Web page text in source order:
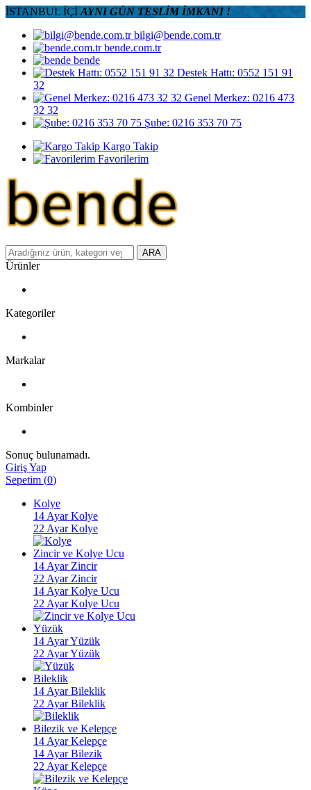
İSTANBUL İÇİ AYNI GÜN TESLİM İMKANI !
bilgi@bende.com.tr
bende.com.tr
bende
Destek Hattı: 0552 151 91
32
Genel Merkez: 0216 473
32 32
Şube: 0216 353 70 75
Kargo Takip
Favorilerim
ARA
Ürünler
Kategoriler
Markalar
Kombinler
Sonuç bulunamadı.
Giriş Yap
Sepetim (0)
Kolye
14 Ayar Kolye
22 Ayar Kolye
Zincir ve Kolye Ucu
14 Ayar Zincir
22 Ayar Zincir
14 Ayar Kolye Ucu
22 Ayar Kolye Ucu
Yüzük
14 Ayar Yüzük
22 Ayar Yüzük
Bileklik
14 Ayar Bileklik
22 Ayar Bileklik
Bilezik ve Kelepçe
14 Ayar Kelepçe
14 Ayar Bilezik
22 Ayar Kelepçe